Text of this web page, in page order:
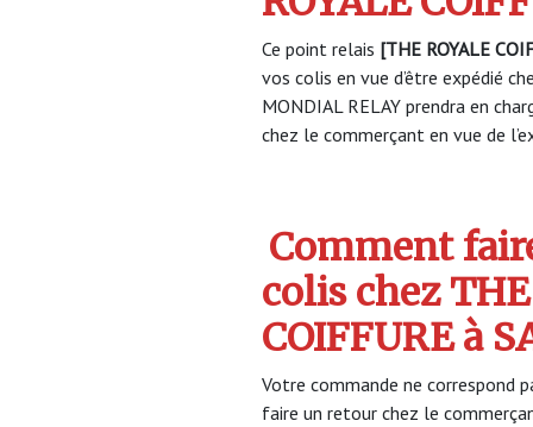
Ce point relais [THE ROYALE
vos colis en vue d’être expédié
MONDIAL RELAY prendra en
chez le commerçant en vue de
Comment
colis chez THE
COIFFURE à
Votre commande ne correspond
faire un retour chez le